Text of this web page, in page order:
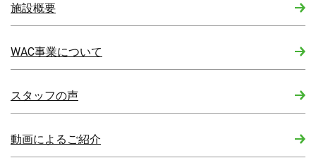
施設概要
WAC事業について
スタッフの声
動画によるご紹介